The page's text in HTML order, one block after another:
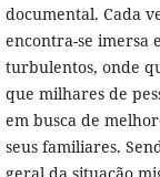
documental. Cada
encontra-se imersa
turbulentos, onde
que milhares de
em busca de
seus familiares.